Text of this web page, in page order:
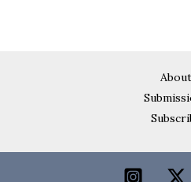
About